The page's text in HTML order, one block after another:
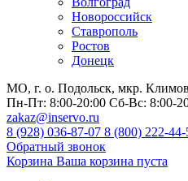
Новороссийск
Ставрополь
Ростов
Донецк
МО, г. о. Подольск, мкр.
Пн-Пт: 8:00-20:00 Сб-Вс: 8:00-
zakaz@inservo.ru
8 (928) 036-87-07 8 (800) 222-44-
Обратный звонок
Корзина Ваша корзина пуста